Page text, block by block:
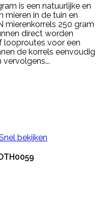
is een natuurlijke en
mieren in de tuin en
mierenkorrels 250 gram
direct worden
looproutes voor een
de korrels eenvoudig
bekijken